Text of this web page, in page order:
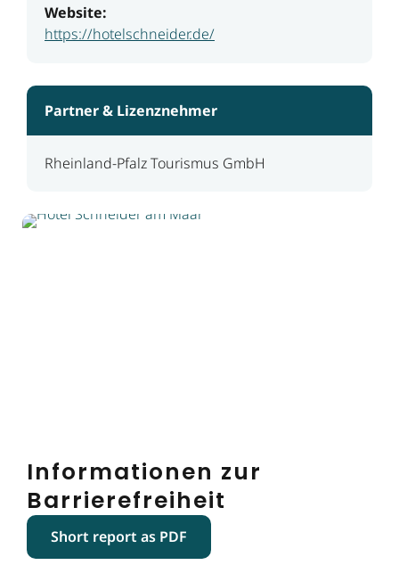
Website:
https://hotelschneider.de/
Partner & Lizenznehmer
Rheinland-Pfalz Tourismus GmbH
Informationen zur
Barrierefreiheit
Short report as PDF